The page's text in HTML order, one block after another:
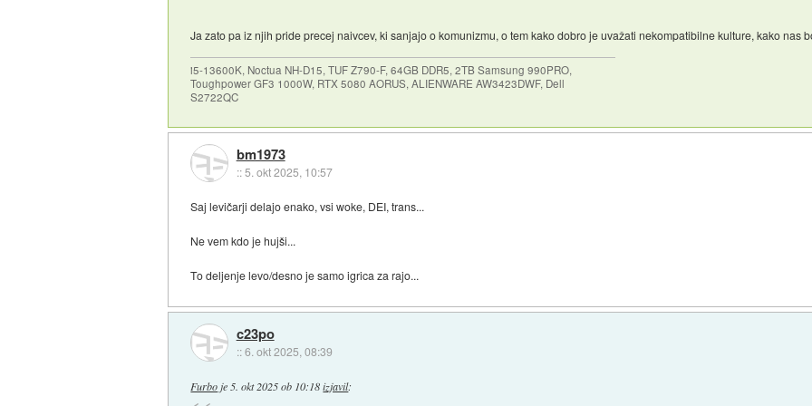
Ja zato pa iz njih pride precej naivcev, ki sanjajo o komunizmu, o tem kako dobro je uvažati nekompatibilne kulture, kako nas
i5-13600K, Noctua NH-D15, TUF Z790-F, 64GB DDR5, 2TB Samsung 990PRO,
Toughpower GF3 1000W, RTX 5080 AORUS, ALIENWARE AW3423DWF, Dell
S2722QC
bm1973
::5. okt 2025, 10:57
Saj levičarji delajo enako, vsi woke, DEI, trans...
Ne vem kdo je hujši...
To deljenje levo/desno je samo igrica za rajo...
c23po
::6. okt 2025, 08:39
Furbo je 5. okt 2025 ob 10:18 izjavil: